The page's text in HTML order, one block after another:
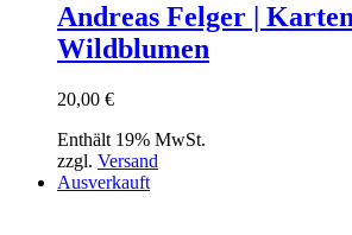
Andreas Felger |
Wildblumen
20,00 €
Enthält 19% MwSt.
zzgl. Versand
Ausverkauft